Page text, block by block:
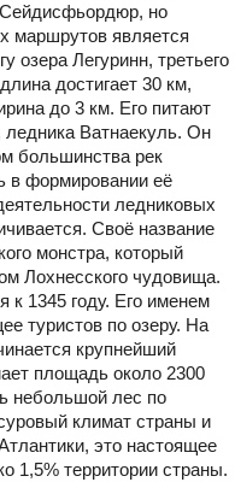
но
маршрутов является
озера Легуринн, третьего
достигает 30 км,
до 3 км. Его питают
Ватнаекуль. Он
большинства рек
в формировании её
ледниковых
Своё название
монстра, который
Лохнесского чудовища.
к 1345 году. Его именем
туристов по озеру. На
крупнейший
площадь около 2300
небольшой лес по
климат страны и
это настоящее
1,5% территории страны.